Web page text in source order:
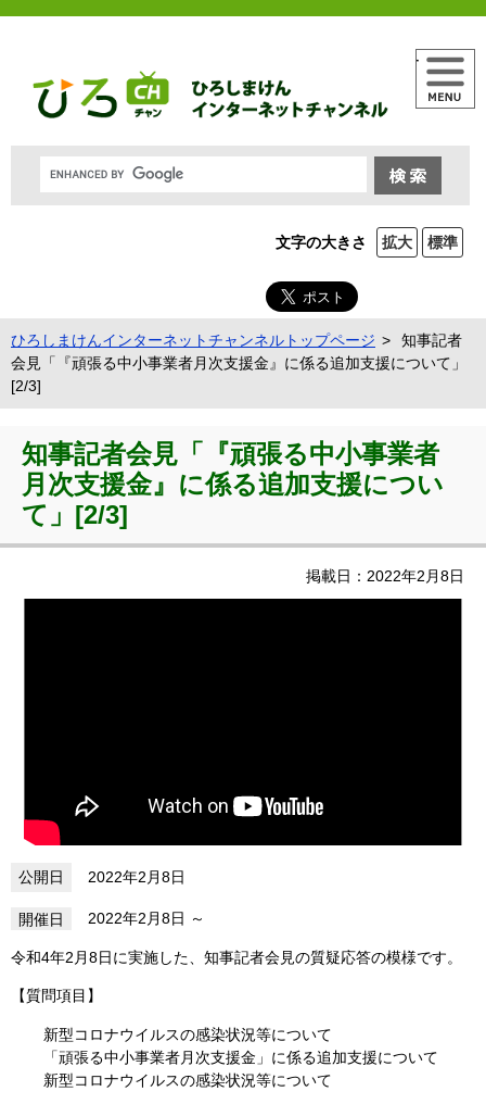
文字の大きさ 拡大 標準
メニュー
ひろしまけんインターネットチャンネルトップページ
知事記者
会見「『頑張る中小事業者月次支援金』に係る追加支援について」
[2/3]
知事記者会見「『頑張る中小事業者
月次支援金』に係る追加支援につい
て」[2/3]
掲載日：2022年2月8日
2022年2月8日
2022年2月8日
令和4年2月8日に実施した、知事記者会見の質疑応答の模様です。
【質問項目】
新型コロナウイルスの感染状況等について
「頑張る中小事業者月次支援金」に係る追加支援について
新型コロナウイルスの感染状況等について